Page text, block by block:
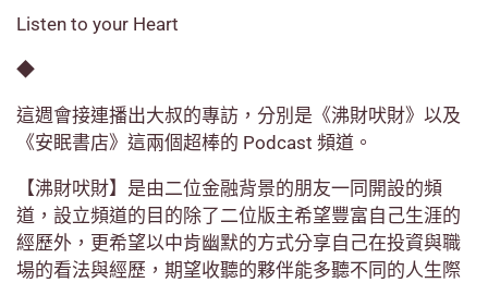
Listen to your Heart
◆
這週會接連播出大叔的專訪，分別是《沸財吠財》以及
《安眠書店》這兩個超棒的 Podcast 頻道。
【沸財吠財】是由二位金融背景的朋友一同開設的頻
道，設立頻道的目的除了二位版主希望豐富自己生涯的
經歷外，更希望以中肯幽默的方式分享自己在投資與職
場的看法與經歷，期望收聽的夥伴能多聽不同的人生際